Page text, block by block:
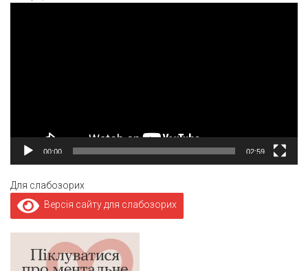
00:00 02:59
Для слабозорих
Версія сайту для слабозорих